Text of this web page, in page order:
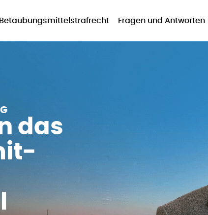
Betäubungsmittelstrafrecht Fragen und Antworten
das